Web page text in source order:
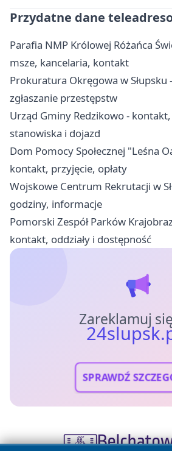
Przydatne dane
Parafia NMP Królowej Różańca
msze, kancelaria, kontakt
Prokuratura Okręgowa w
zgłaszanie przestępstw
Urząd Gminy Redzikowo -
stanowiska i dojazd
Dom Pomocy Społecznej "Leśna
kontakt, przyjęcie, opłaty
Wojskowe Centrum Rekrutacji w
godziny, informacje
Pomorski Zespół Parków
kontakt, oddziały i dostępność
Zareklamuj
SPRAWDŹ